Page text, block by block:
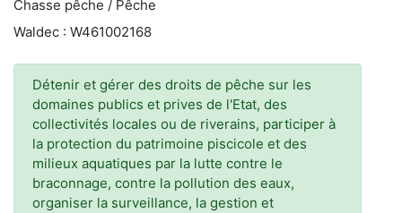
Chasse pêche / Pêche
Waldec : W461002168
Détenir et gérer des droits de pêche sur les
domaines publics et prives de l'Etat, des
collectivités locales ou de riverains, participer à
la protection du patrimoine piscicole et des
milieux aquatiques par la lutte contre le
braconnage, contre la pollution des eaux,
organiser la surveillance, la gestion et